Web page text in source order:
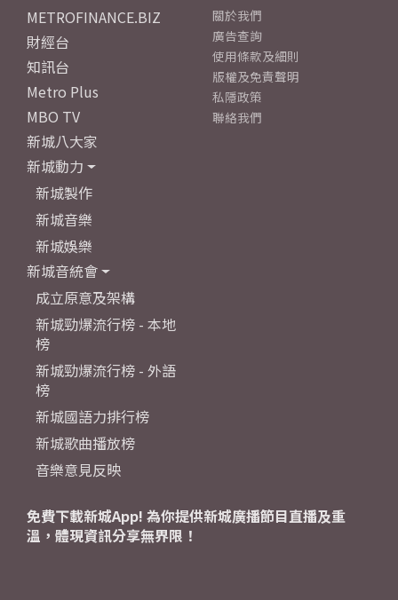
METROFINANCE.BIZ
財經台
知訊台
Metro Plus
MBO TV
新城八大家
新城動力
新城製作
新城音樂
新城娛樂
新城音統會
成立原意及架構
新城勁爆流行榜 - 本地
榜
新城勁爆流行榜 - 外語
榜
新城國語力排行榜
新城歌曲播放榜
音樂意見反映
關於我們
廣告查詢
使用條款及細則
版權及免責聲明
私隱政策
聯絡我們
免費下載新城App! 為你提供新城廣播節目直播及重
溫，體現資訊分享無界限！